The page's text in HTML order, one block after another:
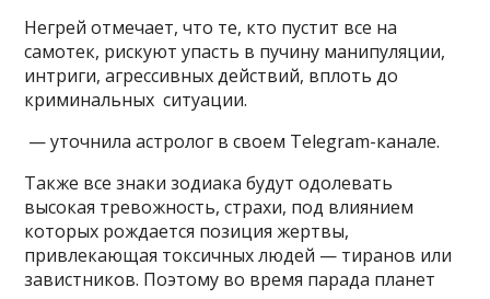
Негрей отмечает, что те, кто пустит все на
самотек, рискуют упасть в пучину манипуляции,
интриги, агрессивных действий, вплоть до
криминальных ситуации.
— уточнила астролог в своем Telegram-канале.
Также все знаки зодиака будут одолевать
высокая тревожность, страхи, под влиянием
которых рождается позиция жертвы,
привлекающая токсичных людей — тиранов или
завистников. Поэтому во время парада планет